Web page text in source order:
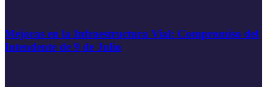
Mejoras en la Infraestructura Vial: Compromiso del
Intendente de 9 de Julio